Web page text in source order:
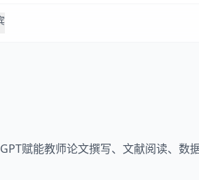
赋能教师论文撰写、文献阅读、数